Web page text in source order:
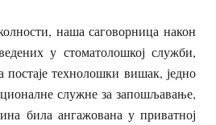
наша саговорница након
у стоматолошкој служби,
технолошки вишак, једно
служне за запошљавање,
била ангажована у приватној